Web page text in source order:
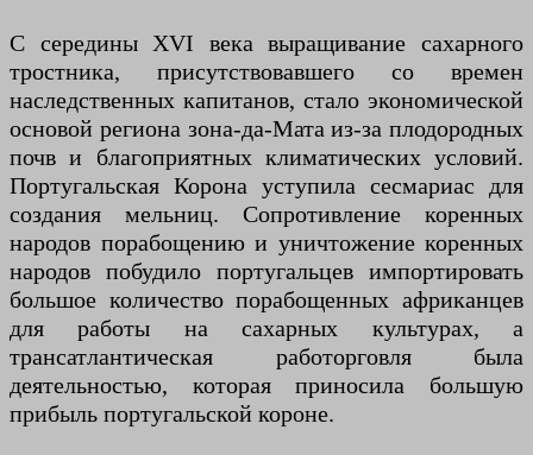
С середины XVI века выращивание сахарного
тростника, присутствовавшего со времен
наследственных капитанов, стало экономической
основой региона зона-да-Мата из-за плодородных
почв и благоприятных климатических условий.
Португальская Корона уступила сесмариас для
создания мельниц. Сопротивление коренных
народов порабощению и уничтожение коренных
народов побудило португальцев импортировать
большое количество порабощенных африканцев
для работы на сахарных культурах, а
трансатлантическая работорговля была
деятельностью, которая приносила большую
прибыль португальской короне.